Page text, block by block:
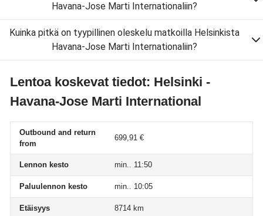
Havana-Jose Marti Internationaliin?
Kuinka pitkä on tyypillinen oleskelu matkoilla Helsinkista
Havana-Jose Marti Internationaliin?
Lentoa koskevat tiedot: Helsinki -
Havana-Jose Marti International
Outbound and return
from
699,91 €
Lennon kesto min.. 11:50
Paluulennon kesto min.. 10:05
Etäisyys 8714 km